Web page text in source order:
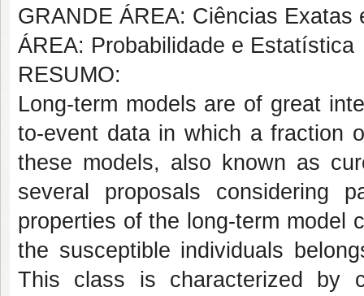
GRANDE ÁREA: Ciências Exatas
ÁREA: Probabilidade e Estatística
RESUMO:
Long-term models are of great
to-event data in which a fraction
these models, also known as
several proposals considering
properties of the long-term model
the susceptible individuals
This class is characterized by